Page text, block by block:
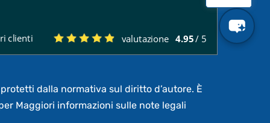
clienti
valutazione 4.95/ 5
dalla normativa sul diritto d’autore. È
Maggiori informazioni sulle note legali